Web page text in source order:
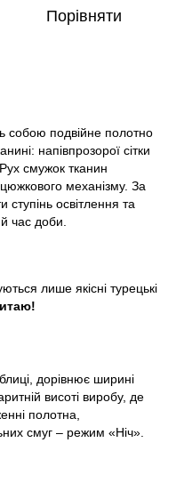
Порівняти
собою подвійне полотно
напівпрозорої сітки
смужок тканин
механізму. За
освітлення та
час доби.
лише якісні турецькі
дорівнює ширині
висоті виробу, де
полотна,
смуг – режим «Ніч».